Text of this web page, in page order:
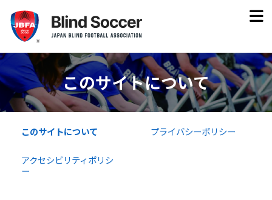
このサイトについて
このサイトについて プライバシーポリシー
アクセシビリティポリシ
ー